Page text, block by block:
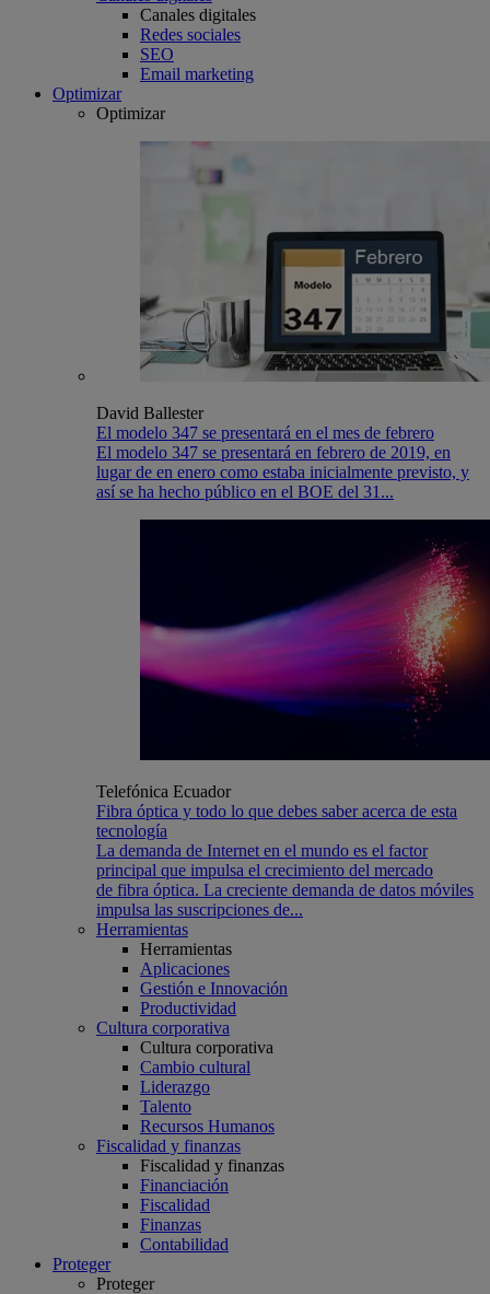
Canales digitales
Redes sociales
SEO
Email marketing
Optimizar
Optimizar
David Ballester
El modelo 347 se presentará en el mes de febrero
El modelo 347 se presentará en febrero de 2019, en
lugar de en enero como estaba inicialmente previsto, y
así se ha hecho público en el BOE del 31...
Telefónica Ecuador
Fibra óptica y todo lo que debes saber acerca de esta
tecnología
La demanda de Internet en el mundo es el factor
principal que impulsa el crecimiento del mercado
de fibra óptica. La creciente demanda de datos móviles
impulsa las suscripciones de...
Herramientas
Herramientas
Aplicaciones
Gestión e Innovación
Productividad
Cultura corporativa
Cultura corporativa
Cambio cultural
Liderazgo
Talento
Recursos Humanos
Fiscalidad y finanzas
Fiscalidad y finanzas
Financiación
Fiscalidad
Finanzas
Contabilidad
Proteger
Proteger